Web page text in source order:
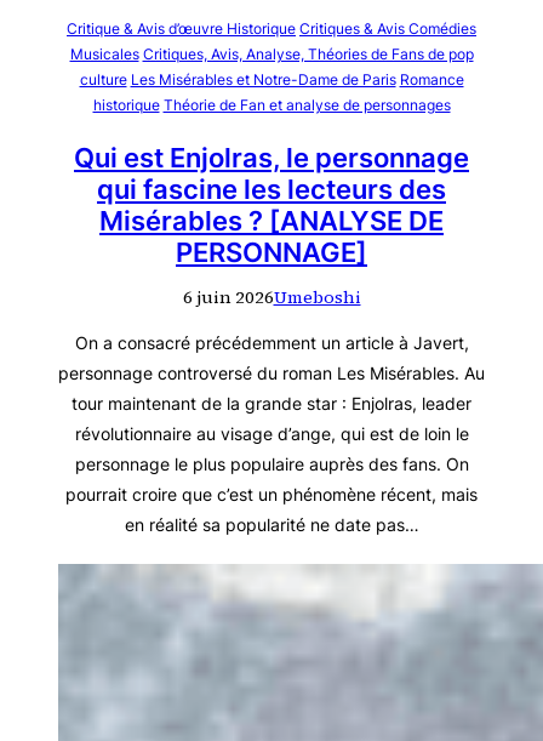
Critique & Avis d’œuvre Historique Critiques & Avis Comédies
Musicales Critiques, Avis, Analyse, Théories de Fans de pop
culture Les Misérables et Notre-Dame de Paris Romance
historique Théorie de Fan et analyse de personnages
Qui est Enjolras, le personnage
qui fascine les lecteurs des
Misérables ? [ANALYSE DE
PERSONNAGE]
6 juin 2026Umeboshi
On a consacré précédemment un article à Javert,
personnage controversé du roman Les Misérables. Au
tour maintenant de la grande star : Enjolras, leader
révolutionnaire au visage d’ange, qui est de loin le
personnage le plus populaire auprès des fans. On
pourrait croire que c’est un phénomène récent, mais
en réalité sa popularité ne date pas…